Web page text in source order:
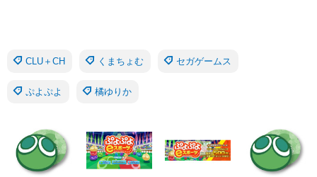
CLU＋CH くまちょむ セガゲームス
ぷよぷよ 橘ゆりか